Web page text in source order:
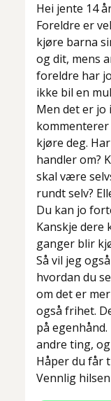
Hei jente 14
Foreldre er
kjøre barna
og dit, mens
foreldre har
ikke bil en
Men det er jo
kommenterer
kjøre deg.
handler om?
skal være
rundt selv?
Du kan jo
Kanskje dere
ganger blir
Så vil jeg
hvordan du
om det er
også frihet.
på
andre ting,
Håper du får
Vennlig